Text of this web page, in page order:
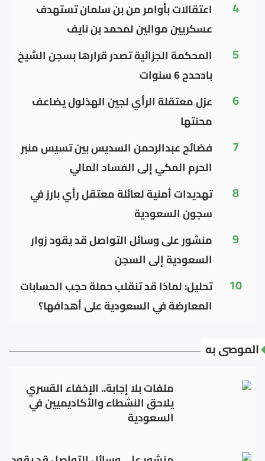
4
اعتقالات بأوامر من بن سلمان تستهدف
عسكريين موالين لمحمد بن نايف
5
المحكمة الجزائية تصدر قرارها بسجن الشيخ
بادحدح 6 سنوات
6
عزل معتقلة الرأي لجين الهذلول يضاعف
محنتها
7
فضائح عبدالرحمن السديس بين تسيس منبر
الحرم المكي إلى الفساد المالي
8
تهديدات أمنية لعائلة معتقل رأي بارز في
سجون السعودية
9
منشور على وسائل التواصل قد يقود زوار
السعودية إلى السجن
10
تحليل: لماذا قد تنقلب حملة حجب الحسابات
المعارضة في السعودية على أهدافها؟
الموصى به
ملفات بلا إجابة.. الإخفاء القسري
يلاحق النشطاء والأكاديميين في
السعودية